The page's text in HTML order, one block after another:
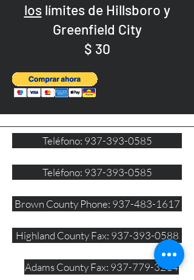
loslímites de Hillsboro y
Greenfield City
$ 30
Teléfono: 937-393-0585
Teléfono: 937-393-0585
Brown County Phone: 937-483-1617
Highland County Fax: 937-393-0588
Adams County Fax: 937-779-3214